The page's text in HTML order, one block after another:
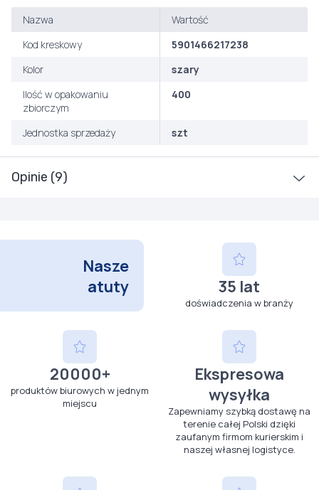
Opinie (9)
Nazwa
Wartość
Kod kreskowy
5901466217238
Kolor
szary
Ilość w opakowaniu
zbiorczym
400
Jednostka sprzedaży szt
Nasze
atuty
35 lat
doświadczenia w branży
20000+
produktów biurowych w jednym
miejscu
Ekspresowa
wysyłka
Zapewniamy szybką dostawę na
terenie całej Polski dzięki
zaufanym firmom kurierskim i
naszej własnej logistyce.